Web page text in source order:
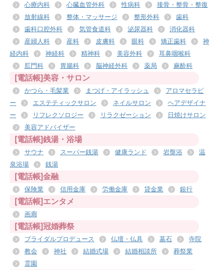
心療内科
心臓血管外科 性病科
接骨・整骨・整復
放射線科
整体・マッサージ 整形外科
歯科
歯科口腔外科
気管食道科 泌尿器科
消化器科
産婦人科
産科 皮膚科 眼科 矯正歯科
神
経内科
神経科 精神科 美容外科
耳鼻咽喉科
肛門科
胃腸科 脳神経外科 薬局 麻酔科
[電話帳]美容・サロン
かつら・毛髪業 まつげ・アイラッシュ
アロマセラピ
ー
エステティックサロン ネイルサロン
ヘアデザイナ
ー
リフレクソロジー リラクゼーション
日焼けサロン
美容アドバイザー
[電話帳]銭湯・浴場
サウナ スーパー銭湯 健康ランド 岩盤浴
温
泉浴場
銭湯
[電話帳]金融
保険業 信用金庫 労働金庫 貸金業 銀行
[電話帳]エンタメ
画廊
[電話帳]冠婚葬祭
ブライダルプロデュース 仏壇・仏具 墓石
寺院
教会
神社 結婚式場 結婚相談所
葬祭業
霊園